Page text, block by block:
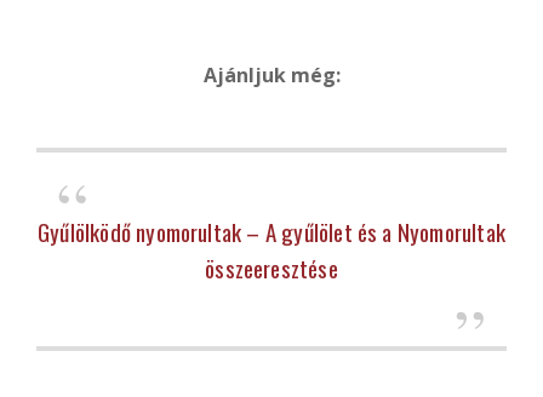
Ajánljuk még:
Gyűlölködő nyomorultak – A gyűlölet és a Nyomorultak
összeeresztése